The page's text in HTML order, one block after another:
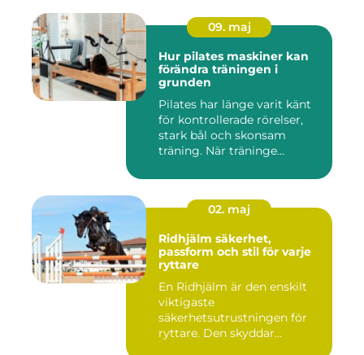
09. maj
Hur pilates maskiner kan
förändra träningen i
grunden
Pilates har länge varit känt
för kontrollerade rörelser,
stark bål och skonsam
träning. När träninge...
02. maj
Ridhjälm säkerhet,
passform och stil för varje
ryttare
En Ridhjälm är den enskilt
viktigaste
säkerhetsutrustningen för
ryttare. Den skyddar